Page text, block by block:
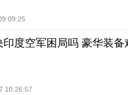
度空军困局吗 豪华装备
10:26:57